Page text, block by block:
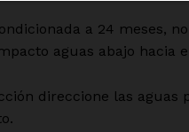
Mi
a 24 meses,
aguas abajo hacia
direccione las aguas